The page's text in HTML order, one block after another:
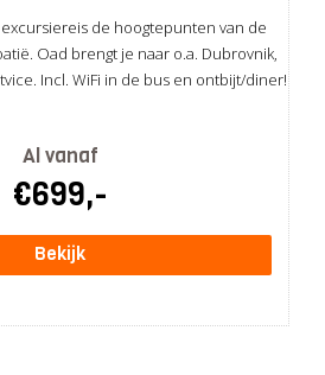
de hoogtepunten van de
Oad brengt je naar o.a. Dubrovnik,
Incl. WiFi in de bus en ontbijt/diner!
Al vanaf
€699,-
Bekijk